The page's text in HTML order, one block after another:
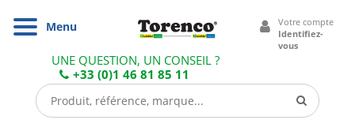
UNE QUESTION, UN CONSEIL ?
+33 (0)1 46 81 85 11
Votre compte
Identifiez-
vous
Navigation
Menu